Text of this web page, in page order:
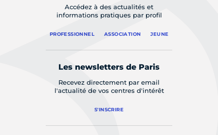
Accédez à des actualités et
informations pratiques par profil
PROFESSIONNEL ASSOCIATION JEUNE
Les newsletters de Paris
Recevez directement par email
l'actualité de vos centres d'intérêt
S'INSCRIRE